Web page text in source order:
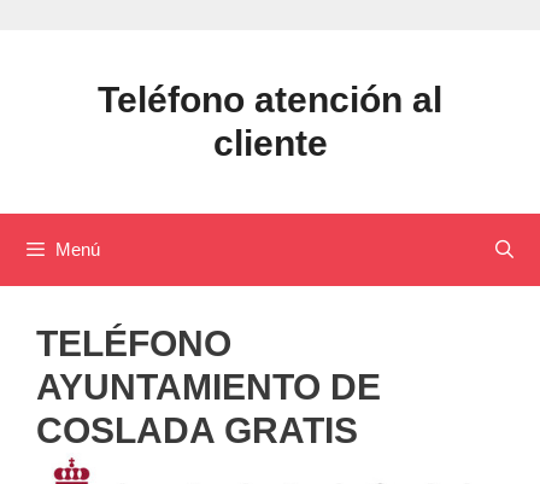
Teléfono atención al
cliente
Menú
TELÉFONO
AYUNTAMIENTO DE
COSLADA GRATIS